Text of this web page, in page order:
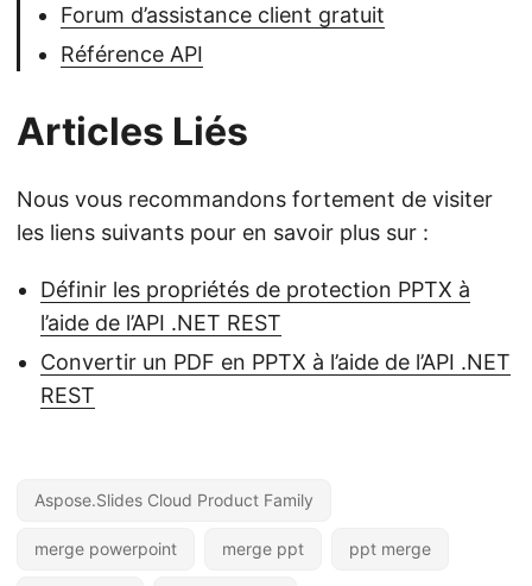
Forum d’assistance client gratuit
Référence API
Articles Liés
Nous vous recommandons fortement de visiter
les liens suivants pour en savoir plus sur :
Définir les propriétés de protection PPTX à
l’aide de l’API .NET REST
Convertir un PDF en PPTX à l’aide de l’API .NET
REST
Aspose.Slides Cloud Product Family
merge powerpoint merge ppt ppt merge